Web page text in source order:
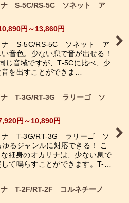
ナ S-5C/RS-5C ソネット ア
円 ～13,860円
ナ S-5C/RS-5C ソネット ア
音色。少ない息で音が出せる！
じ音域ですが、T-5Cに比べ、少
を出すことができま…
ナ T-3G/RT-3G ラリーゴ ソ
円 ～10,890円
ナ T-3G/RT-3G ラリーゴ ソ
るジャンルに対応できる！ こ
細身のオカリナは、少ない息で
て鳴らすことができます。T-…
T-2F/RT-2F コルネチーノ